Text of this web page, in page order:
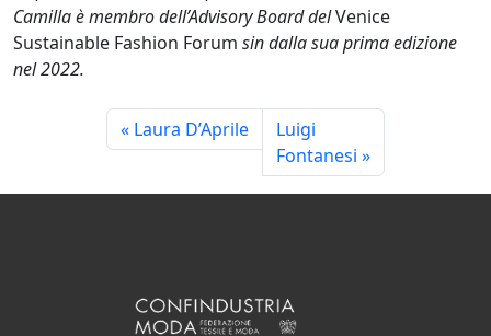
Camilla è membro dell’Advisory Board delVenice
Sustainable Fashion Forum sin dalla sua prima edizione
nel 2022.
Laura D’Aprile
Luigi
Fontanesi